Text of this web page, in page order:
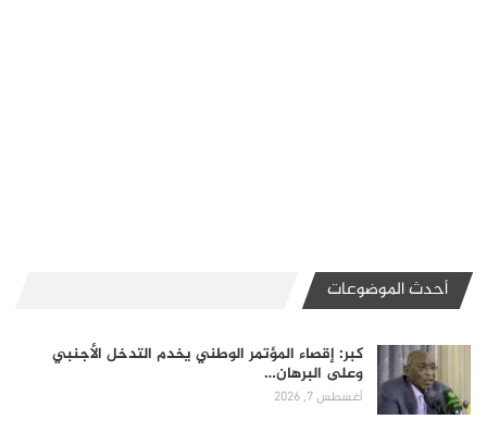
أحدث الموضوعات
كبر: إقصاء المؤتمر الوطني يخدم التدخل الأجنبي
وعلى البرهان…
أغسطس 7, 2026